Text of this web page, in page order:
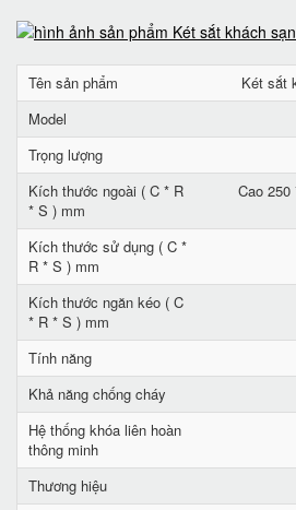
Tên sản phẩm
Két sắt
Model
Trọng lượng
Kích thước ngoài ( C * R
* S ) mm
Cao 250
Kích thước sử dụng ( C *
R * S ) mm
Kích thước ngăn kéo ( C
* R * S ) mm
Tính năng
Khả năng chống cháy
Hệ thống khóa liên hoàn
thông minh
Thương hiệu